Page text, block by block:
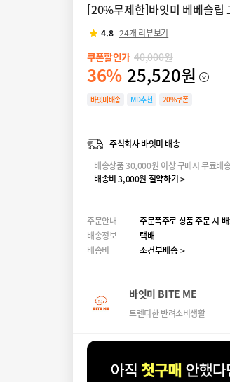
[20%무제한]바잇미 베베슬
4.8 24개 리뷰보기
쿠폰할인가 40,000원
36% 25,520원
바잇미배송 MD추천 20%쿠폰
주식회사 바잇미 배송
배송상품 30,000원 이상 구매시 무료배
배송비 3,000원 절약하기 >
주문안내
주문폭주로 상품 주문 시
배송정보
택배
배송비
조건부배송 >
바잇미 BITE ME
트렌디한 반려소비생활